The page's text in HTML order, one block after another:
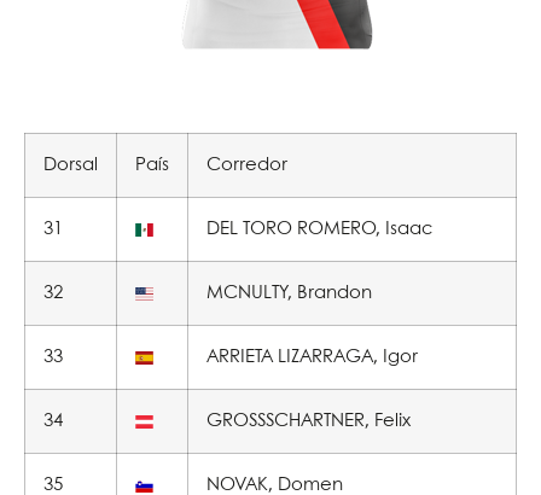
Dorsal País Corredor
31 DEL TORO ROMERO, Isaac
32 MCNULTY, Brandon
33 ARRIETA LIZARRAGA, Igor
34 GROSSSCHARTNER, Felix
35 NOVAK, Domen